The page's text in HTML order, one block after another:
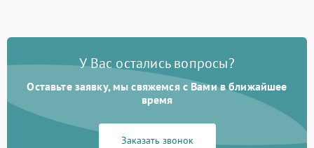
У Вас остались вопросы?
Оставьте заявку, мы свяжемся с Вами в ближайшее
время
Заказать звонок